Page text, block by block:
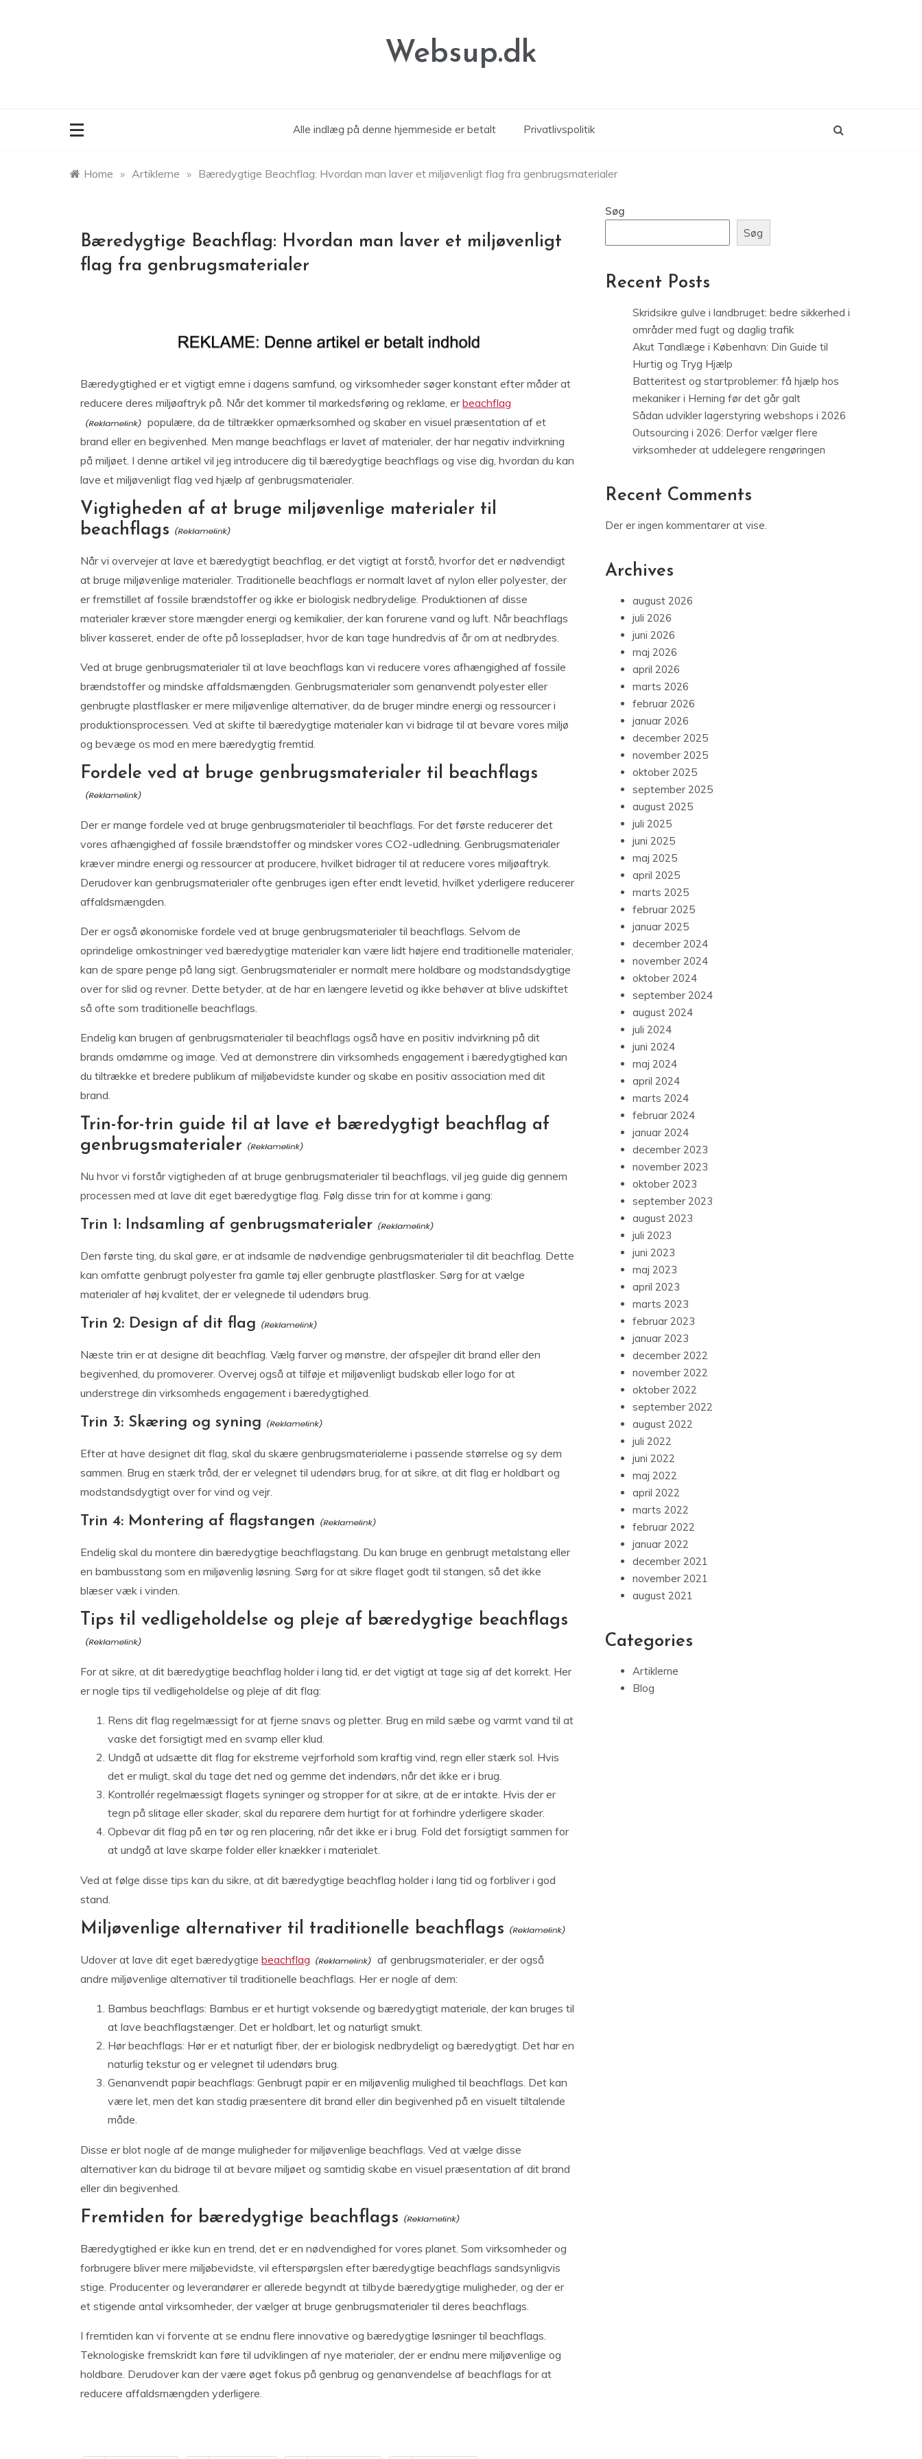
Websup.dk
Alle indlæg på denne hjemmeside er betalt Privatlivspolitik
Home » Artiklerne » Bæredygtige Beachflag: Hvordan man laver et miljøvenligt flag fra genbrugsmaterialer
Bæredygtige Beachflag: Hvordan man laver et miljøvenligt
flag fra genbrugsmaterialer
Bæredygtighed er et vigtigt emne i dagens samfund, og virksomheder søger konstant efter måder at
reducere deres miljøaftryk på. Når det kommer til markedsføring og reklame, erbeachflag
populære, da de tiltrækker opmærksomhed og skaber en visuel præsentation af et
brand eller en begivenhed. Men mange beachflags er lavet af materialer, der har negativ indvirkning
på miljøet. I denne artikel vil jeg introducere dig til bæredygtige beachflags og vise dig, hvordan du kan
lave et miljøvenligt flag ved hjælp af genbrugsmaterialer.
Vigtigheden af at bruge miljøvenlige materialer til
beachflags
Når vi overvejer at lave et bæredygtigt beachflag, er det vigtigt at forstå, hvorfor det er nødvendigt
at bruge miljøvenlige materialer. Traditionelle beachflags er normalt lavet af nylon eller polyester, der
er fremstillet af fossile brændstoffer og ikke er biologisk nedbrydelige. Produktionen af disse
materialer kræver store mængder energi og kemikalier, der kan forurene vand og luft. Når beachflags
bliver kasseret, ender de ofte på lossepladser, hvor de kan tage hundredvis af år om at nedbrydes.
Ved at bruge genbrugsmaterialer til at lave beachflags kan vi reducere vores afhængighed af fossile
brændstoffer og mindske affaldsmængden. Genbrugsmaterialer som genanvendt polyester eller
genbrugte plastflasker er mere miljøvenlige alternativer, da de bruger mindre energi og ressourcer i
produktionsprocessen. Ved at skifte til bæredygtige materialer kan vi bidrage til at bevare vores miljø
og bevæge os mod en mere bæredygtig fremtid.
Fordele ved at bruge genbrugsmaterialer til beachflags
Der er mange fordele ved at bruge genbrugsmaterialer til beachflags. For det første reducerer det
vores afhængighed af fossile brændstoffer og mindsker vores CO2-udledning. Genbrugsmaterialer
kræver mindre energi og ressourcer at producere, hvilket bidrager til at reducere vores miljøaftryk.
Derudover kan genbrugsmaterialer ofte genbruges igen efter endt levetid, hvilket yderligere reducerer
affaldsmængden.
Der er også økonomiske fordele ved at bruge genbrugsmaterialer til beachflags. Selvom de
oprindelige omkostninger ved bæredygtige materialer kan være lidt højere end traditionelle materialer,
kan de spare penge på lang sigt. Genbrugsmaterialer er normalt mere holdbare og modstandsdygtige
over for slid og revner. Dette betyder, at de har en længere levetid og ikke behøver at blive udskiftet
så ofte som traditionelle beachflags.
Endelig kan brugen af genbrugsmaterialer til beachflags også have en positiv indvirkning på dit
brands omdømme og image. Ved at demonstrere din virksomheds engagement i bæredygtighed kan
du tiltrække et bredere publikum af miljøbevidste kunder og skabe en positiv association med dit
brand.
Trin-for-trin guide til at lave et bæredygtigt beachflag af
genbrugsmaterialer
Nu hvor vi forstår vigtigheden af at bruge genbrugsmaterialer til beachflags, vil jeg guide dig gennem
processen med at lave dit eget bæredygtige flag. Følg disse trin for at komme i gang:
Trin 1: Indsamling af genbrugsmaterialer
Den første ting, du skal gøre, er at indsamle de nødvendige genbrugsmaterialer til dit beachflag. Dette
kan omfatte genbrugt polyester fra gamle tøj eller genbrugte plastflasker. Sørg for at vælge
materialer af høj kvalitet, der er velegnede til udendørs brug.
Trin 2: Design af dit flag
Næste trin er at designe dit beachflag. Vælg farver og mønstre, der afspejler dit brand eller den
begivenhed, du promoverer. Overvej også at tilføje et miljøvenligt budskab eller logo for at
understrege din virksomheds engagement i bæredygtighed.
Trin 3: Skæring og syning
Efter at have designet dit flag, skal du skære genbrugsmaterialerne i passende størrelse og sy dem
sammen. Brug en stærk tråd, der er velegnet til udendørs brug, for at sikre, at dit flag er holdbart og
modstandsdygtigt over for vind og vejr.
Trin 4: Montering af flagstangen
Endelig skal du montere din bæredygtige beachflagstang. Du kan bruge en genbrugt metalstang eller
en bambusstang som en miljøvenlig løsning. Sørg for at sikre flaget godt til stangen, så det ikke
blæser væk i vinden.
Tips til vedligeholdelse og pleje af bæredygtige beachflags
For at sikre, at dit bæredygtige beachflag holder i lang tid, er det vigtigt at tage sig af det korrekt. Her
er nogle tips til vedligeholdelse og pleje af dit flag:
Rens dit flag regelmæssigt for at fjerne snavs og pletter. Brug en mild sæbe og varmt vand til at
vaske det forsigtigt med en svamp eller klud.
Undgå at udsætte dit flag for ekstreme vejrforhold som kraftig vind, regn eller stærk sol. Hvis
det er muligt, skal du tage det ned og gemme det indendørs, når det ikke er i brug.
Kontrollér regelmæssigt flagets syninger og stropper for at sikre, at de er intakte. Hvis der er
tegn på slitage eller skader, skal du reparere dem hurtigt for at forhindre yderligere skader.
Opbevar dit flag på en tør og ren placering, når det ikke er i brug. Fold det forsigtigt sammen for
at undgå at lave skarpe folder eller knækker i materialet.
Ved at følge disse tips kan du sikre, at dit bæredygtige beachflag holder i lang tid og forbliver i god
stand.
Miljøvenlige alternativer til traditionelle beachflags
Udover at lave dit eget bæredygtige beachflag
af genbrugsmaterialer, er der også
andre miljøvenlige alternativer til traditionelle beachflags. Her er nogle af dem:
Bambus beachflags: Bambus er et hurtigt voksende og bæredygtigt materiale, der kan bruges til
at lave beachflagstænger. Det er holdbart, let og naturligt smukt.
Hør beachflags: Hør er et naturligt fiber, der er biologisk nedbrydeligt og bæredygtigt. Det har en
naturlig tekstur og er velegnet til udendørs brug.
Genanvendt papir beachflags: Genbrugt papir er en miljøvenlig mulighed til beachflags. Det kan
være let, men det kan stadig præsentere dit brand eller din begivenhed på en visuelt tiltalende
måde.
Disse er blot nogle af de mange muligheder for miljøvenlige beachflags. Ved at vælge disse
alternativer kan du bidrage til at bevare miljøet og samtidig skabe en visuel præsentation af dit brand
eller din begivenhed.
Fremtiden for bæredygtige beachflags
Bæredygtighed er ikke kun en trend, det er en nødvendighed for vores planet. Som virksomheder og
forbrugere bliver mere miljøbevidste, vil efterspørgslen efter bæredygtige beachflags sandsynligvis
stige. Producenter og leverandører er allerede begyndt at tilbyde bæredygtige muligheder, og der er
et stigende antal virksomheder, der vælger at bruge genbrugsmaterialer til deres beachflags.
I fremtiden kan vi forvente at se endnu flere innovative og bæredygtige løsninger til beachflags.
Teknologiske fremskridt kan føre til udviklingen af nye materialer, der er endnu mere miljøvenlige og
holdbare. Derudover kan der være øget fokus på genbrug og genanvendelse af beachflags for at
reducere affaldsmængden yderligere.
Søg
Søg
Recent Posts
Skridsikre gulve i landbruget: bedre sikkerhed i
områder med fugt og daglig trafik
Akut Tandlæge i København: Din Guide til
Hurtig og Tryg Hjælp
Batteritest og startproblemer: få hjælp hos
mekaniker i Herning før det går galt
Sådan udvikler lagerstyring webshops i 2026
Outsourcing i 2026: Derfor vælger flere
virksomheder at uddelegere rengøringen
Recent Comments
Der er ingen kommentarer at vise.
Archives
august 2026
juli 2026
juni 2026
maj 2026
april 2026
marts 2026
februar 2026
januar 2026
december 2025
november 2025
oktober 2025
september 2025
august 2025
juli 2025
juni 2025
maj 2025
april 2025
marts 2025
februar 2025
januar 2025
december 2024
november 2024
oktober 2024
september 2024
august 2024
juli 2024
juni 2024
maj 2024
april 2024
marts 2024
februar 2024
januar 2024
december 2023
november 2023
oktober 2023
september 2023
august 2023
juli 2023
juni 2023
maj 2023
april 2023
marts 2023
februar 2023
januar 2023
december 2022
november 2022
oktober 2022
september 2022
august 2022
juli 2022
juni 2022
maj 2022
april 2022
marts 2022
februar 2022
januar 2022
december 2021
november 2021
august 2021
Categories
Artiklerne
Blog